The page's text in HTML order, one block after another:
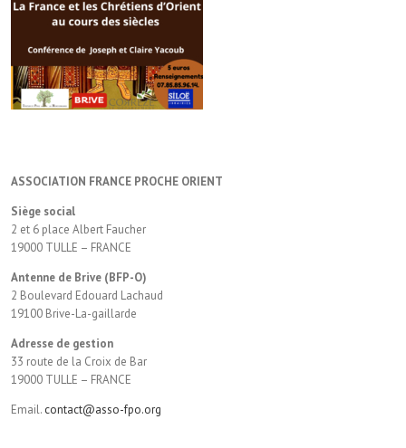
ASSOCIATION FRANCE PROCHE ORIENT
Siège social
2 et 6 place Albert Faucher
19000 TULLE – FRANCE
Antenne de Brive (BFP-O)
2 Boulevard Edouard Lachaud
19100 Brive-La-gaillarde
Adresse de gestion
33 route de la Croix de Bar
19000 TULLE – FRANCE
Email. contact@asso-fpo.org